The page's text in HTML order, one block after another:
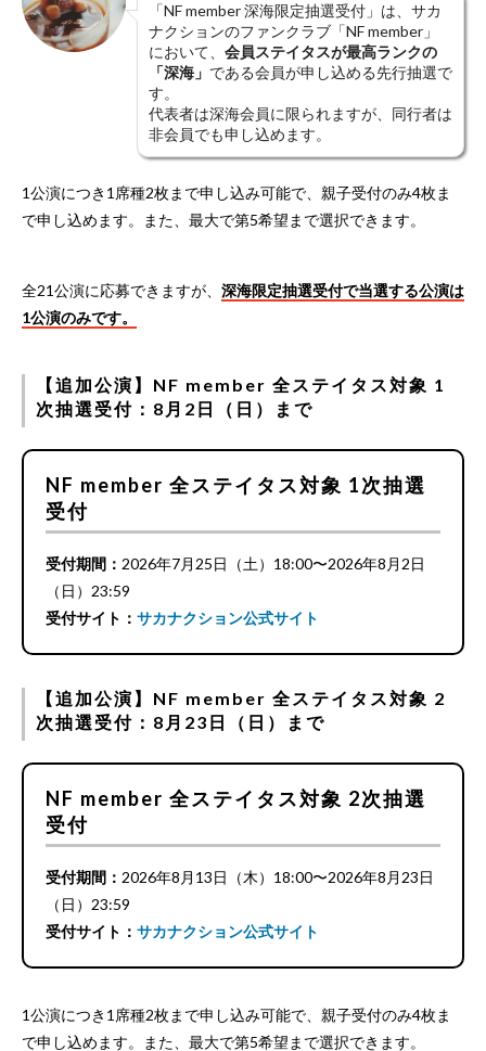
「NF member 深海限定抽選受付」は、サカ
ナクションのファンクラブ「NF member」
において、 会員ステイタスが最高ランクの
「深海」 である会員が申し込める先行抽選で
す。
代表者は深海会員に限られますが、同行者は
非会員でも申し込めます。
1公演につき1席種2枚まで申し込み可能で、親子受付のみ4枚ま
で申し込めます。また、最大で第5希望まで選択できます。
全21公演に応募できますが、 深海限定抽選受付で当選する公演は
1公演のみです。
【追加公演】NF member 全ステイタス対象 1
次抽選受付：8月2日（日）まで
NF member 全ステイタス対象 1次抽選
受付
受付期間： 2026年7月25日（土）18:00〜2026年8月2日
（日）23:59
受付サイト： サカナクション公式サイト
【追加公演】NF member 全ステイタス対象 2
次抽選受付：8月23日（日）まで
NF member 全ステイタス対象 2次抽選
受付
受付期間： 2026年8月13日（木）18:00〜2026年8月23日
（日）23:59
受付サイト： サカナクション公式サイト
1公演につき1席種2枚まで申し込み可能で、親子受付のみ4枚ま
で申し込めます。また、最大で第5希望まで選択できます。